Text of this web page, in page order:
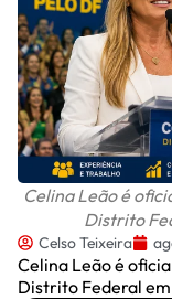
Celina Leão é
Distrito
Celso Teixeira
Celina Leão é
Distrito Federal